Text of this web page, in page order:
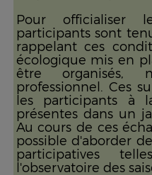
Pour officialiser
participants sont
rappelant ces
écologique mis en
être organisés,
professionnel. Ces
les participants à
présentes dans un
Au cours de ces
possible d'aborder
participatives
l'observatoire des